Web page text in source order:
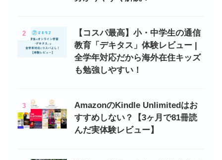
2
【コスパ最高】小・中学生の通信
教育「デキタス」体験レビュー |
全学年対応だから海外在住キッズ
も勉強しやすい！
3
AmazonのKindle Unlimitedはお
すすめしない？【3ヶ月で81冊読
んだ実体験レビュー】